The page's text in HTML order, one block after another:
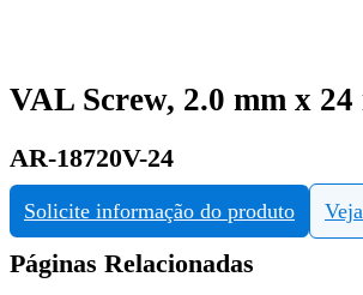
VAL Screw, 2.0 mm x 24
AR-18720V-24
Solicite informação do produto
Páginas Relacionadas